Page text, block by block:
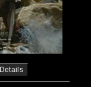
Details